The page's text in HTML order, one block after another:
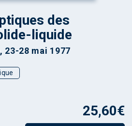
des
liquide
23-28 mai 1977
25,60€